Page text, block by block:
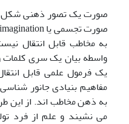
صورت یک تصور ذهنی شکل
به مخاطب قابل انتقال
واسطه بیان یک سری
یک فرمول علمی قابل
مفاهیم بنیادی جانور
به ذهن مخاطب اند. از این
می نشیند و علم از فرد